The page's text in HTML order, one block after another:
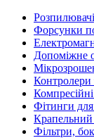
Форсунки
Допоміжне
Контролери
Фітинги
Фільтри,